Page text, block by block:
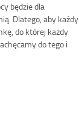
będzie dla
Dlatego, aby każdy
do której każdy
do tego i